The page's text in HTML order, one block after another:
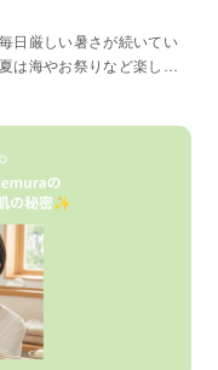
日厳しい暑さが続いてい
は海やお祭りなど楽しい